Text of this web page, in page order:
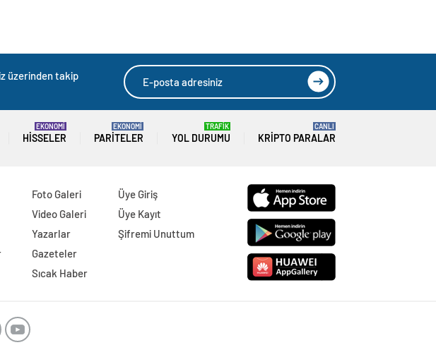
üzerinden takip
HISSELER
EKONOMİ
PARITELER
EKONOMİ
YOL DURUMU
TRAFİK
KRIPTO PARALAR
CANLI
Foto Galeri
Video Galeri
Yazarlar
Gazeteler
Sıcak Haber
Üye Giriş
Üye Kayıt
Şifremi Unuttum